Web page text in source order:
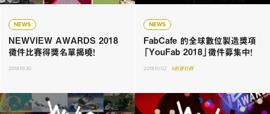
NEWS
NEWVIEW AWARDS 2018
徵件比賽得獎名單揭曉！
2018.10.30
NEWS
FabCafe 的全球數位製造獎項
「YouFab 2018」徵件募集中！
2018.10.02 #創意社群